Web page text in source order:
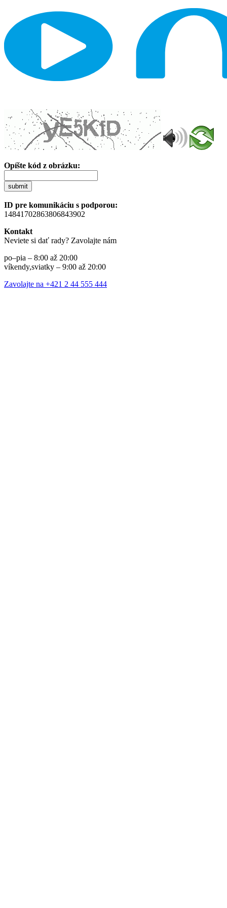
Opíšte kód z obrázku:
submit
ID pre komunikáciu s podporou:
14841702863806843902
Kontakt
Neviete si dať rady? Zavolajte nám
po–pia – 8:00 až 20:00
víkendy,sviatky – 9:00 až 20:00
Zavolajte na +421 2 44 555 444